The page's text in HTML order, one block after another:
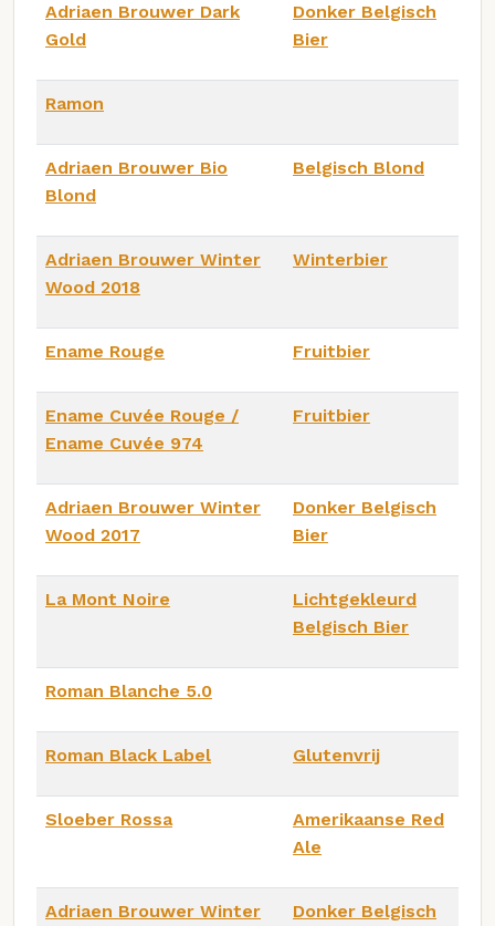
Adriaen Brouwer Dark
Gold
Donker Belgisch
Bier
Ramon
Adriaen Brouwer Bio
Blond
Belgisch Blond
Adriaen Brouwer Winter
Wood 2018
Winterbier
Ename Rouge Fruitbier
Ename Cuvée Rouge /
Ename Cuvée 974
Fruitbier
Adriaen Brouwer Winter
Wood 2017
Donker Belgisch
Bier
La Mont Noire
Lichtgekleurd
Belgisch Bier
Roman Blanche 5.0
Roman Black Label Glutenvrij
Sloeber Rossa
Amerikaanse Red
Ale
Adriaen Brouwer Winter Donker Belgisch